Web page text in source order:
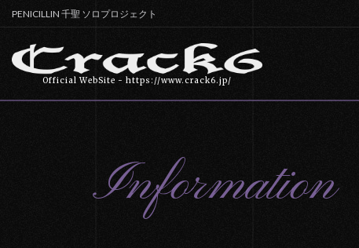
PENICILLIN 千聖 ソロプロジェクト
Official WebSite - https://www.crack6.jp/
Information